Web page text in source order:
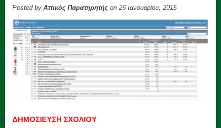
Posted by Αττικός Παρατηρητής on 26 Ιανουαρίου, 2015
ΔΗΜΟΣΙΕΥΣΗ ΣΧΟΛΙΟΥ